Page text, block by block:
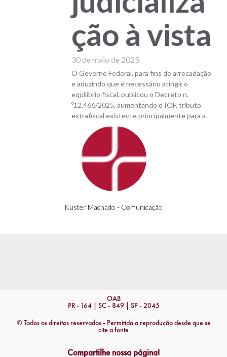
Küster Machado - Comunicação
ção à vista
30 de maio de 2025
O Governo Federal, para fins de arrecadação
e aduzindo que é necessário atingir o
equilíbrio fiscal, publicou o Decreto n.
º12.466/2025, aumentando o IOF, tributo
extrafiscal existente principalmente para a
OAB
PR - 164 | SC - 849 | SP - 2045
© Todos os direitos reservados - Permitida a reprodução desde que se
cite a fonte
Compartilhe nossa página!